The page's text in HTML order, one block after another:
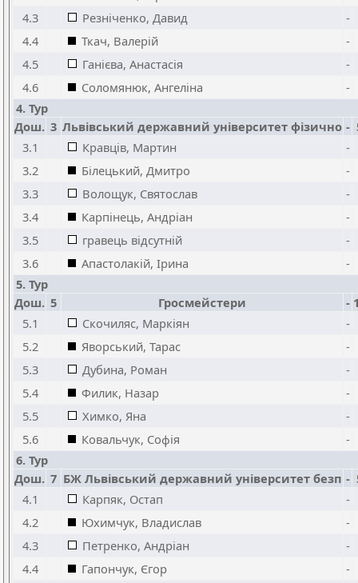
4.3
Резніченко, Давид
-
4.4
Ткач, Валерій
-
4.5
Ганієва, Анастасія
-
4.6
Соломянюк, Ангеліна
-
4. Тур
Дош. 3 Львівський державний університет фізично -
3.1
Кравців, Мартин
-
3.2
Білецький, Дмитро
-
3.3
Волощук, Святослав
-
3.4
Карпінець, Андріан
-
3.5
гравець відсутній
-
3.6
Апастолакій, Ірина
-
5. Тур
Дош. 5 Гросмейстери -
5.1
Скочиляс, Маркіян
-
5.2
Яворський, Тарас
-
5.3
Дубина, Роман
-
5.4
Филик, Назар
-
5.5
Химко, Яна
-
5.6
Ковальчук, Софія
-
6. Тур
Дош. 7 БЖ Львівський державний університет безп -
4.1
Карпяк, Остап
-
4.2
Юхимчук, Владислав
-
4.3
Петренко, Андріан
-
4.4
Гапончук, Єгор
-